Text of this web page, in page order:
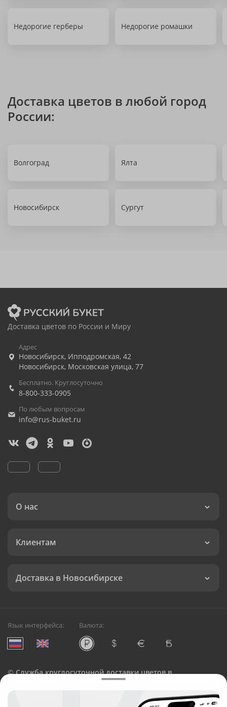
Недорогие герберы Недорогие ромашки
Доставка цветов в любой город
России:
Волгоград Ялта
Новосибирск Сургут
Доставка цветов по России и Миру
Адрес
Новосибирск, Ипподромская, 42
Новосибирск, Московская улица, 77
Бесплатно. Круглосуточно
8-800-333-0905
По любым вопросам
info@rus-buket.ru
О нас
Клиентам
Доставка в Новосибирске
Язык интерфейса: Валюта:
©Служба круглосуточной доставки цветов в
Русский Букет, 2026